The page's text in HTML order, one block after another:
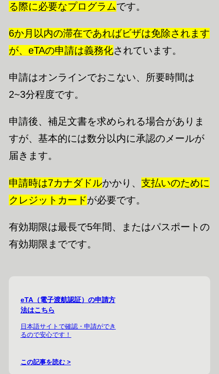
る際に必要なプログラムです。
6か月以内の滞在であればビザは免除されます
が、 eTAの申請は義務化されています。
申請はオンラインでおこない、所要時間は
2~3分程度です。
申請後、補足文書を求められる場合がありま
すが、基本的には数分以内に承認のメールが
届きます。
申請時は7カナダドルかかり、 支払いのために
クレジットカードが必要です。
有効期限は最長で5年間、またはパスポートの
有効期限までです。
eTA（電子渡航認証）の申請方
法はこちら
日本語サイトで確認・申請ができ
るので安心です！
この記事を読む >